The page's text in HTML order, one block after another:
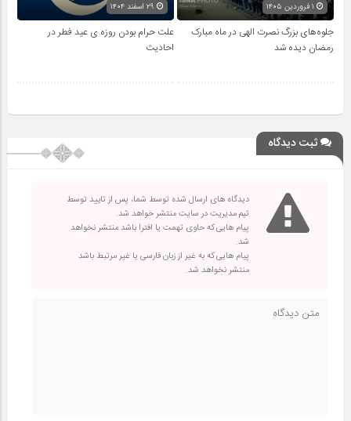
جلوه‌های بزرگ نصرت الهی در ماه مبارک
رمضان دیده شد
علت حرام بودن روزه ی عید فطر در
احادیث
ثبت دیدگاه
دیدگاه های ارسال شده توسط شما، پس از تایید توسط
تیم مدیریت در سایت منتشر خواهد شد.
پیام هایی که حاوی تهمت یا افترا باشد منتشر نخواهد
شد.
پیام هایی که به غیر از زبان فارسی یا غیر مرتبط باشد
منتشر نخواهد شد.